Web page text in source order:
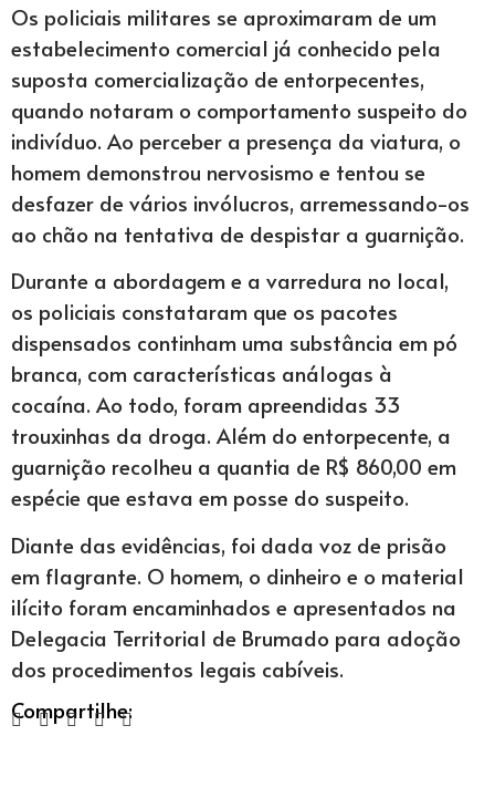
Os policiais militares se aproximaram de um
estabelecimento comercial já conhecido pela
suposta comercialização de entorpecentes,
quando notaram o comportamento suspeito do
indivíduo. Ao perceber a presença da viatura, o
homem demonstrou nervosismo e tentou se
desfazer de vários invólucros, arremessando-os
ao chão na tentativa de despistar a guarnição.
Durante a abordagem e a varredura no local,
os policiais constataram que os pacotes
dispensados continham uma substância em pó
branca, com características análogas à
cocaína. Ao todo, foram apreendidas 33
trouxinhas da droga. Além do entorpecente, a
guarnição recolheu a quantia de R$ 860,00 em
espécie que estava em posse do suspeito.
Diante das evidências, foi dada voz de prisão
em flagrante. O homem, o dinheiro e o material
ilícito foram encaminhados e apresentados na
Delegacia Territorial de Brumado para adoção
dos procedimentos legais cabíveis.
Compartilhe: